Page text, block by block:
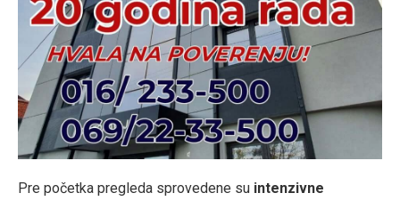
Pre početka pregleda sprovedene su intenzivne